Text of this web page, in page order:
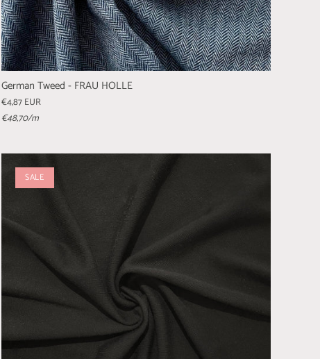
German Tweed - FRAU HOLLE
€4,87 EUR
€48,70/m
SALE